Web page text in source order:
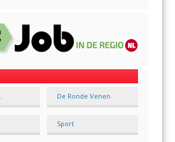
De Ronde Venen
Sport